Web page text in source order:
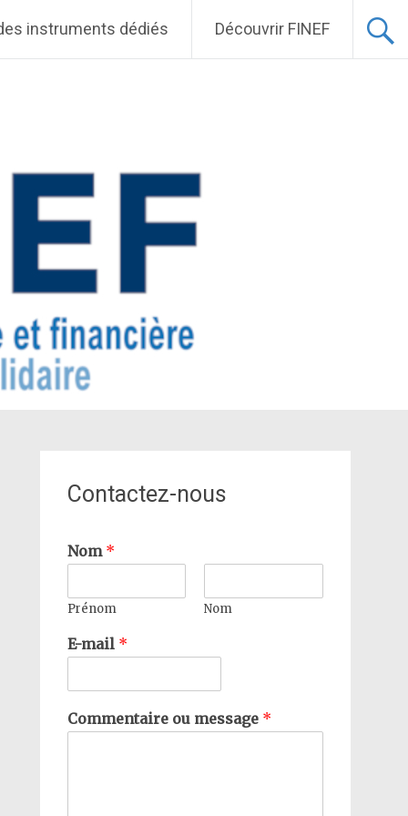
instruments dédiés Découvrir FINEF
Contactez-nous
Nom *
Prénom Nom
E-mail *
Commentaire ou message *